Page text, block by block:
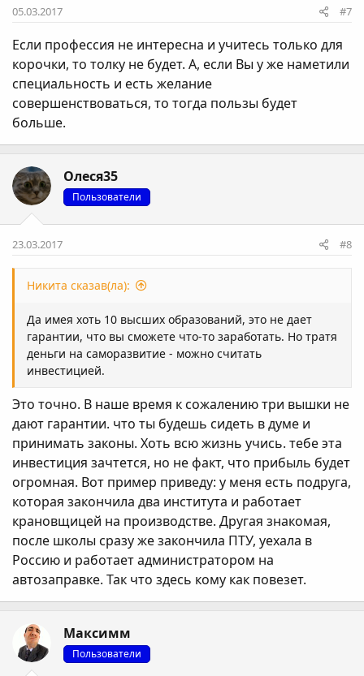
05.03.2017 #7
Если профессия не интересна и учитесь только для
корочки, то толку не будет. А, если Вы у же наметили
специальность и есть желание
совершенствоваться, то тогда пользы будет
больше.
Олеся35
Пользователи
23.03.2017 #8
Никита сказав(ла):
Да имея хоть 10 высших образований, это не дает
гарантии, что вы сможете что-то заработать. Но тратя
деньги на саморазвитие - можно считать
инвестицией.
Это точно. В наше время к сожалению три вышки не
дают гарантии. что ты будешь сидеть в думе и
принимать законы. Хоть всю жизнь учись. тебе эта
инвестиция зачтется, но не факт, что прибыль будет
огромная. Вот пример приведу: у меня есть подруга,
которая закончила два института и работает
крановщицей на производстве. Другая знакомая,
после школы сразу же закончила ПТУ, уехала в
Россию и работает администратором на
автозаправке. Так что здесь кому как повезет.
Максимм
Пользователи